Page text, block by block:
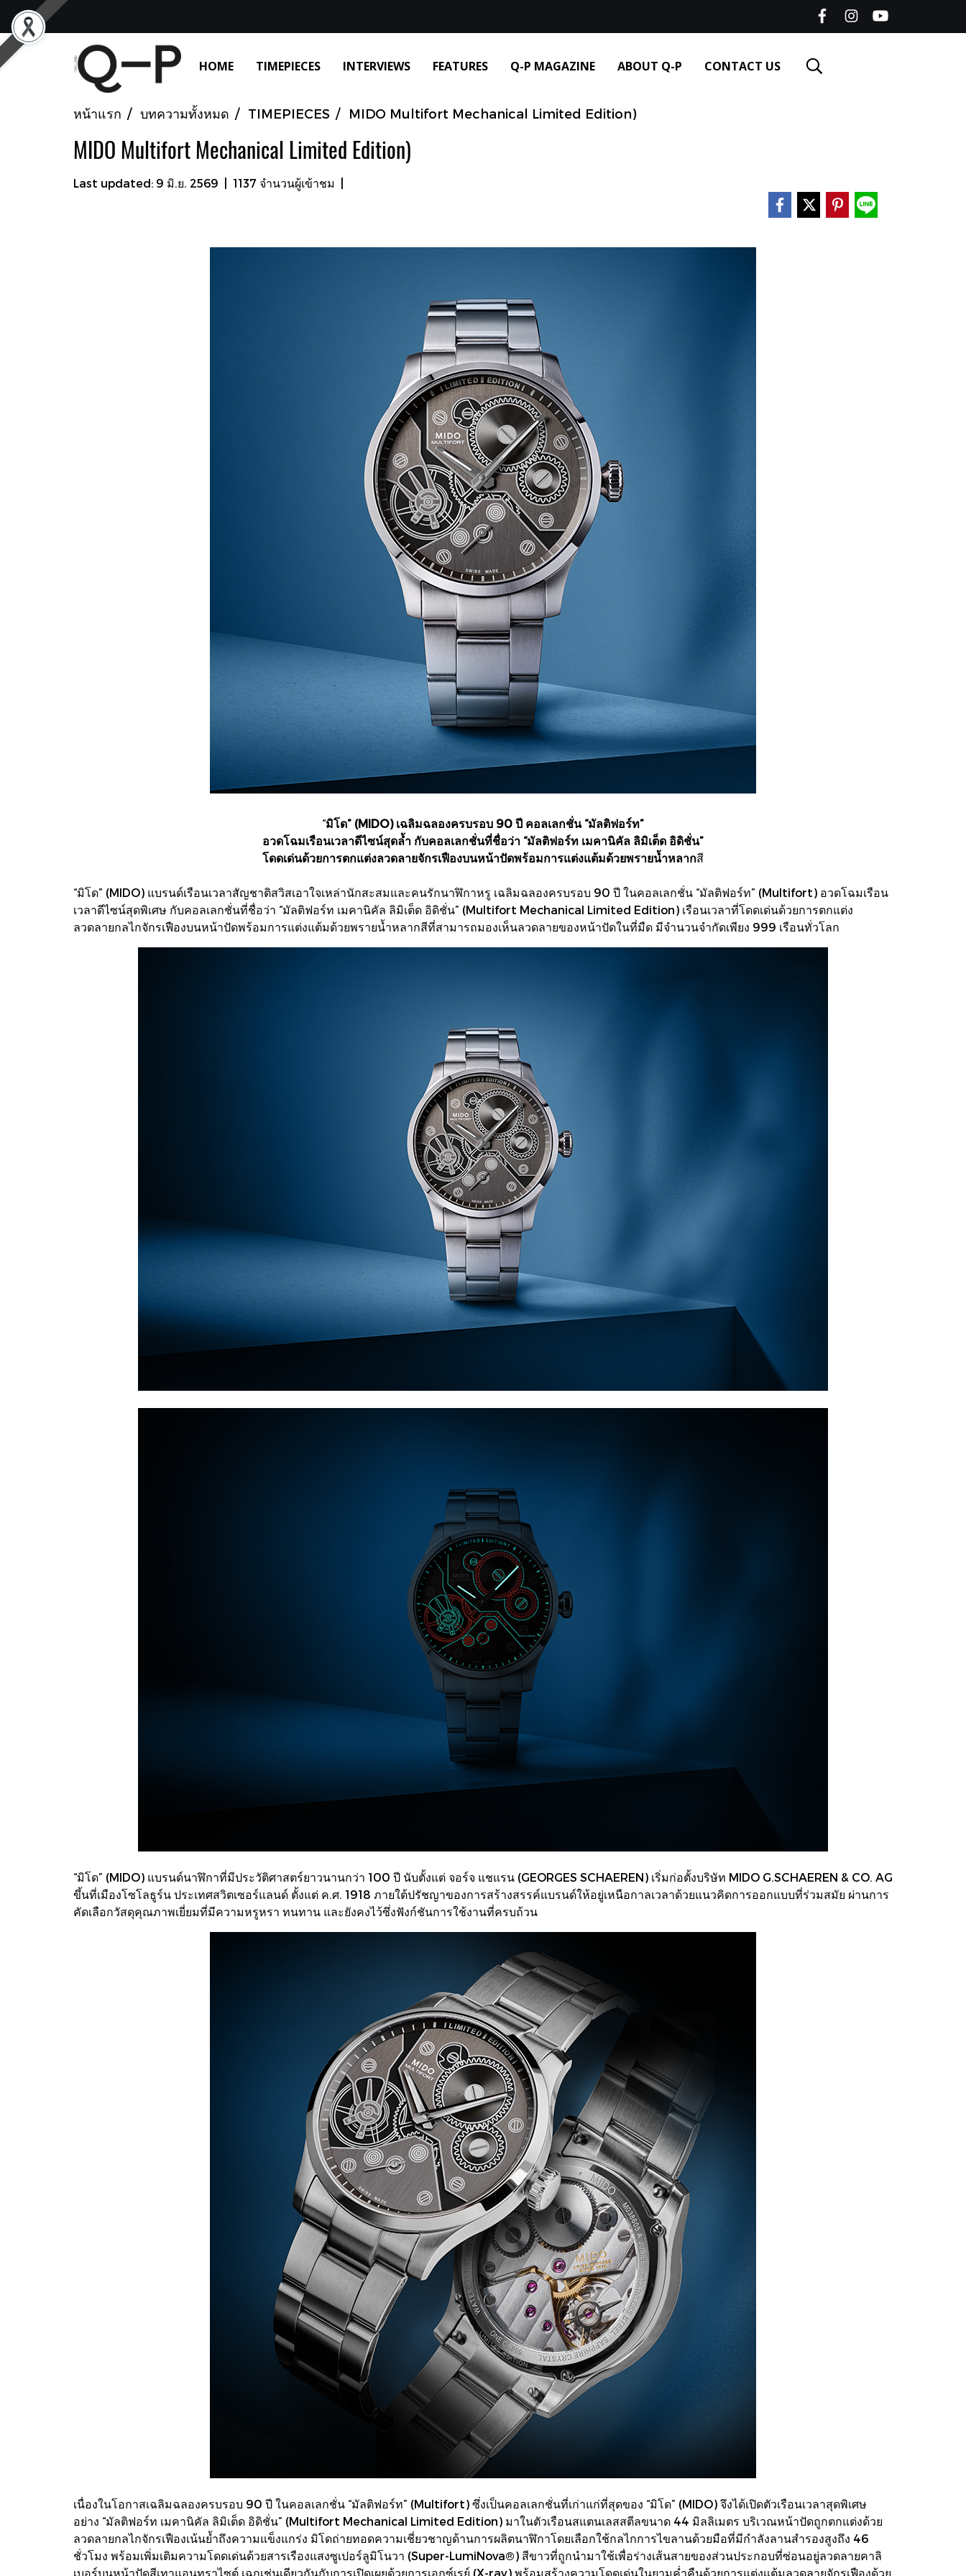
HOME TIMEPIECES INTERVIEWS FEATURES Q-P MAGAZINE ABOUT Q-P CONTACT US
หน้าแรก บทความทั้งหมด TIMEPIECES MIDO Multifort Mechanical Limited Edition)
MIDO Multifort Mechanical Limited Edition)
Last updated: 9 มิ.ย. 2569 1137 จำนวนผู้เข้าชม
“มิโด” (MIDO) เฉลิมฉลองครบรอบ 90 ปี คอลเลกชั่น “มัลติฟอร์ท”
อวดโฉมเรือนเวลาดีไซน์สุดล้ำ กับคอลเลกชั่นที่ชื่อว่า “มัลติฟอร์ท เมคานิคัล ลิมิเต็ด อิดิชั่น”
โดดเด่นด้วยการตกแต่งลวดลายจักรเฟืองบนหน้าปัดพร้อมการแต่งแต้มด้วยพรายน้ำหลากสี
“มิโด” (MIDO) แบรนด์เรือนเวลาสัญชาติสวิสเอาใจเหล่านักสะสมและคนรักนาฬิกาหรู เฉลิมฉลองครบรอบ 90 ปี ในคอลเลกชั่น “มัลติฟอร์ท” (Multifort) อวดโฉมเรือน
เวลาดีไซน์สุดพิเศษ กับคอลเลกชั่นที่ชื่อว่า “มัลติฟอร์ท เมคานิคัล ลิมิเต็ด อิดิชั่น” (Multifort Mechanical Limited Edition) เรือนเวลาที่โดดเด่นด้วยการตกแต่ง
ลวดลายกลไกจักรเฟืองบนหน้าปัดพร้อมการแต่งแต้มด้วยพรายน้ำหลากสีที่สามารถมองเห็นลวดลายของหน้าปัดในที่มืด มีจำนวนจำกัดเพียง 999 เรือนทั่วโลก
“มิโด” (MIDO) แบรนด์นาฬิกาที่มีประวัติศาสตร์ยาวนานกว่า 100 ปี นับตั้งแต่ จอร์จ แชแรน (GEORGES SCHAEREN) เริ่มก่อตั้งบริษัท MIDO G.SCHAEREN & CO. AG
ขึ้นที่เมืองโซโลธูร์น ประเทศสวิตเซอร์แลนด์ ตั้งแต่ ค.ศ. 1918 ภายใต้ปรัชญาของการสร้างสรรค์แบรนด์ให้อยู่เหนือกาลเวลาด้วยแนวคิดการออกแบบที่ร่วมสมัย ผ่านการ
คัดเลือกวัสดุคุณภาพเยี่ยมที่มีความหรูหรา ทนทาน และยังคงไว้ซึ่งฟังก์ชันการใช้งานที่ครบถ้วน
เนื่องในโอกาสเฉลิมฉลองครบรอบ 90 ปี ในคอลเลกชั่น “มัลติฟอร์ท” (Multifort) ซึ่งเป็นคอลเลกชั่นที่เก่าแก่ที่สุดของ “มิโด” (MIDO) จึงได้เปิดตัวเรือนเวลาสุดพิเศษ
อย่าง “มัลติฟอร์ท เมคานิคัล ลิมิเต็ด อิดิชั่น” (Multifort Mechanical Limited Edition) มาในตัวเรือนสแตนเลสสตีลขนาด 44 มิลลิเมตร บริเวณหน้าปัดถูกตกแต่งด้วย
ลวดลายกลไกจักรเฟืองเน้นย้ำถึงความแข็งแกร่ง มิโดถ่ายทอดความเชี่ยวชาญด้านการผลิตนาฬิกาโดยเลือกใช้กลไกการไขลานด้วยมือที่มีกำลังลานสำรองสูงถึง 46
ชั่วโมง พร้อมเพิ่มเติมความโดดเด่นด้วยสารเรืองแสงซูเปอร์ลูมิโนวา (Super-LumiNova®) สีขาวที่ถูกนำมาใช้เพื่อร่างเส้นสายของส่วนประกอบที่ซ่อนอยู่ลวดลายคาลิ
เบอร์บนหน้าปัดสีเทาแอนทราไซต์ เฉกเช่นเดียวกันกับการเปิดเผยด้วยการเอกซ์เรย์ (X-ray) พร้อมสร้างความโดดเด่นในยามค่ำคืนด้วยการแต่งแต้มลวดลายจักรเฟืองด้วย